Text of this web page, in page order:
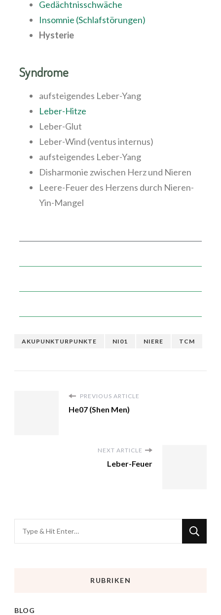
Gedächtnisschwäche
Insomnie (Schlafstörungen)
Hysterie
Syndrome
aufsteigendes Leber-Yang
Leber-Hitze
Leber-Glut
Leber-Wind (ventus internus)
aufsteigendes Leber-Yang
Disharmonie zwischen Herz und Nieren
Leere-Feuer des Herzens durch Nieren-
Yin-Mangel
AKUPUNKTURPUNKTE NI01 NIERE TCM
PREVIOUS ARTICLE
He07 (Shen Men)
NEXT ARTICLE
Leber-Feuer
RUBRIKEN
BLOG